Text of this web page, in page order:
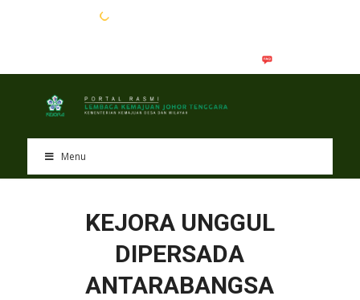
Menu
KEJORA UNGGUL
DIPERSADA
ANTARABANGSA